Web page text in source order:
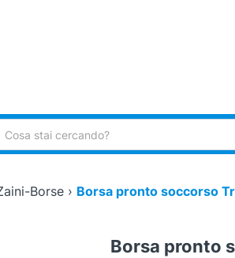
Borse› Borsa pronto soccorso
Borsa pronto